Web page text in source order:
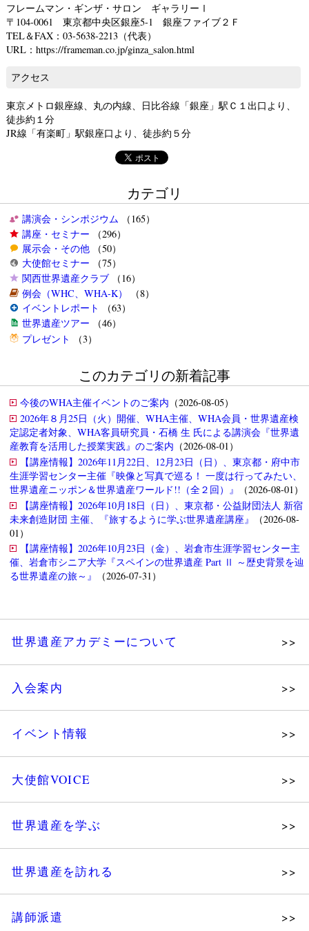
フレームマン・ギンザ・サロン ギャラリーⅠ
〒104-0061 東京都中央区銀座5-1 銀座ファイブ２Ｆ
TEL＆FAX：03-5638-2213（代表）
URL：https://frameman.co.jp/ginza_salon.html
アクセス
東京メトロ銀座線、丸の内線、日比谷線「銀座」駅Ｃ１出口より、
徒歩約１分
JR線「有楽町」駅銀座口より、徒歩約５分
カテゴリ
講演会・シンポジウム （165）
講座・セミナー （296）
展示会・その他（50）
大使館セミナー （75）
関西世界遺産クラブ（16）
例会（WHC、WHA-K）
（8）
イベントレポート
（63）
世界遺産ツアー （46）
プレゼント
（3）
このカテゴリの新着記事
今後のWHA主催イベントのご案内 （2026-08-05）
2026年８月25日（火）開催、WHA主催、WHA会員・世界遺産検
定認定者対象、WHA客員研究員・石橋 生 氏による講演会『世界遺
産教育を活用した授業実践』のご案内 （2026-08-01）
【講座情報】2026年11月22日、12月23日（日）、東京都・府中市
生涯学習センター主催『映像と写真で巡る！ 一度は行ってみたい、
世界遺産ニッポン＆世界遺産ワールド!!（全２回）』
（2026-08-01）
【講座情報】2026年10月18日（日）、東京都・公益財団法人 新宿
未来創造財団 主催、『旅するように学ぶ世界遺産講座』
（2026-08-
01）
【講座情報】2026年10月23日（金）、岩倉市生涯学習センター主
催、岩倉市シニア大学『スペインの世界遺産 Part Ⅱ ～歴史背景を辿
る世界遺産の旅～』
（2026-07-31）
世界遺産アカデミーについて
組織図・役員
法人会員・協賛団体／公認団体
入会案内
イベント情報
展示会
ツアー情報
大使館VOICE
世界遺産を学ぶ
世界遺産を訪れる
講師派遣